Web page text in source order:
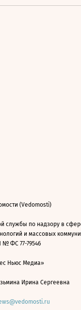
(Vedomosti)
службы по надзору в
и массовых
№ ФС 77-79546
Ньюс Медиа»
Ирина Сергеевна